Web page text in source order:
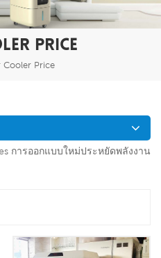
PRICE
Cooler Price
การออกแบบใหม่ประหยัดพลังงาน